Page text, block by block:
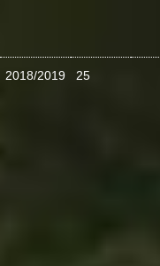
2018/2019 25